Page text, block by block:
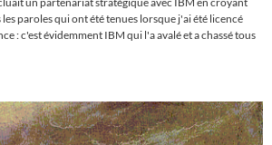
les paroles qui ont été tenues lorsque j'ai été licencé
: c'est évidemment IBM qui l'a avalé et a chassé tous